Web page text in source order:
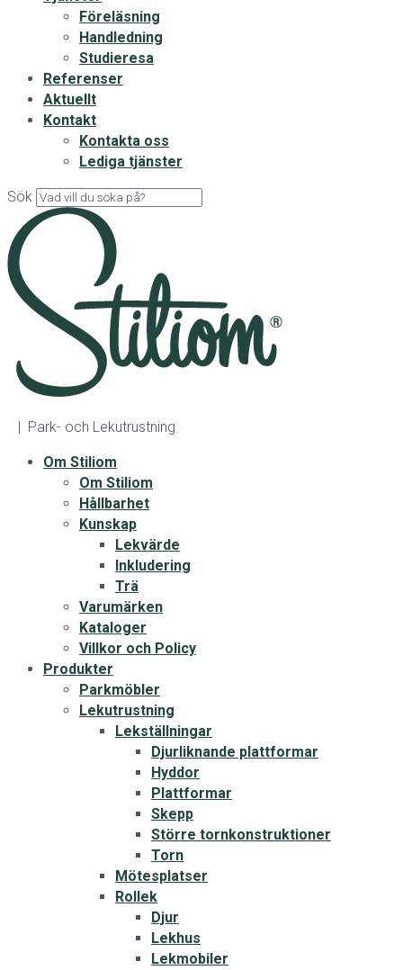
Föreläsning
Handledning
Studieresa
Referenser
Aktuellt
Kontakt
Kontakta oss
Lediga tjänster
Sök
| Park- och Lekutrustning
Om Stiliom
Om Stiliom
Hållbarhet
Kunskap
Lekvärde
Inkludering
Trä
Varumärken
Kataloger
Villkor och Policy
Produkter
Parkmöbler
Lekutrustning
Lekställningar
Djurliknande plattformar
Hyddor
Plattformar
Skepp
Större tornkonstruktioner
Torn
Mötesplatser
Rollek
Djur
Lekhus
Lekmobiler